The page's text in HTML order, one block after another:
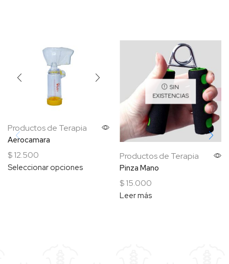
Productos de Terapia
Aerocamara
$12.500
Seleccionar opciones
SIN
EXISTENCIAS
Productos de Terapia
Pinza Mano
$15.000
Leer más